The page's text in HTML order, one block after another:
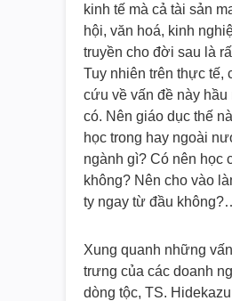
kinh tế mà cả tài sản
hội, văn hoá, kinh
truyền cho đời sau là
Tuy nhiên trên thực tế,
cứu về vấn đề này hầu
có. Nên giáo dục thế
học trong hay ngoài
ngành gì? Có nên học
không? Nên cho vào
ty ngay từ đầu
Xung quanh những
trưng của các doanh
dòng tộc, TS.